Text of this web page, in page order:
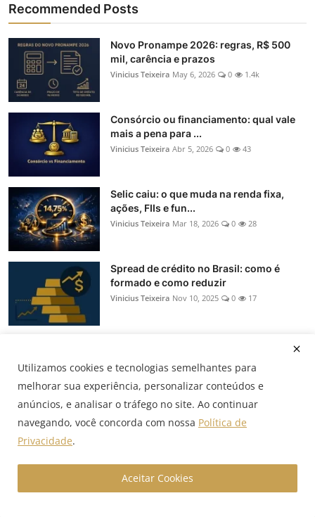
Recommended Posts
Novo Pronampe 2026: regras, R$ 500
mil, carência e prazos
Vinicius Teixeira May 6, 2026 0 1.4k
Consórcio ou financiamento: qual vale
mais a pena para ...
Vinicius Teixeira Abr 5, 2026 0 43
Selic caiu: o que muda na renda fixa,
ações, FIIs e fun...
Vinicius Teixeira Mar 18, 2026 0 28
Spread de crédito no Brasil: como é
formado e como reduzir
Vinicius Teixeira Nov 10, 2025 0 17
Selic a 15% até 2026: como tesourarias
Vinicius Teixeira Nov 8, 2025 0 19
Hedge: NDF, termo, swap e opções — o
que muda na prática
Utilizamos cookies e tecnologias semelhantes para
melhorar sua experiência, personalizar conteúdos e
anúncios, e analisar o tráfego no site. Ao continuar
navegando, você concorda com nossa Política de
Privacidade.
Aceitar Cookies